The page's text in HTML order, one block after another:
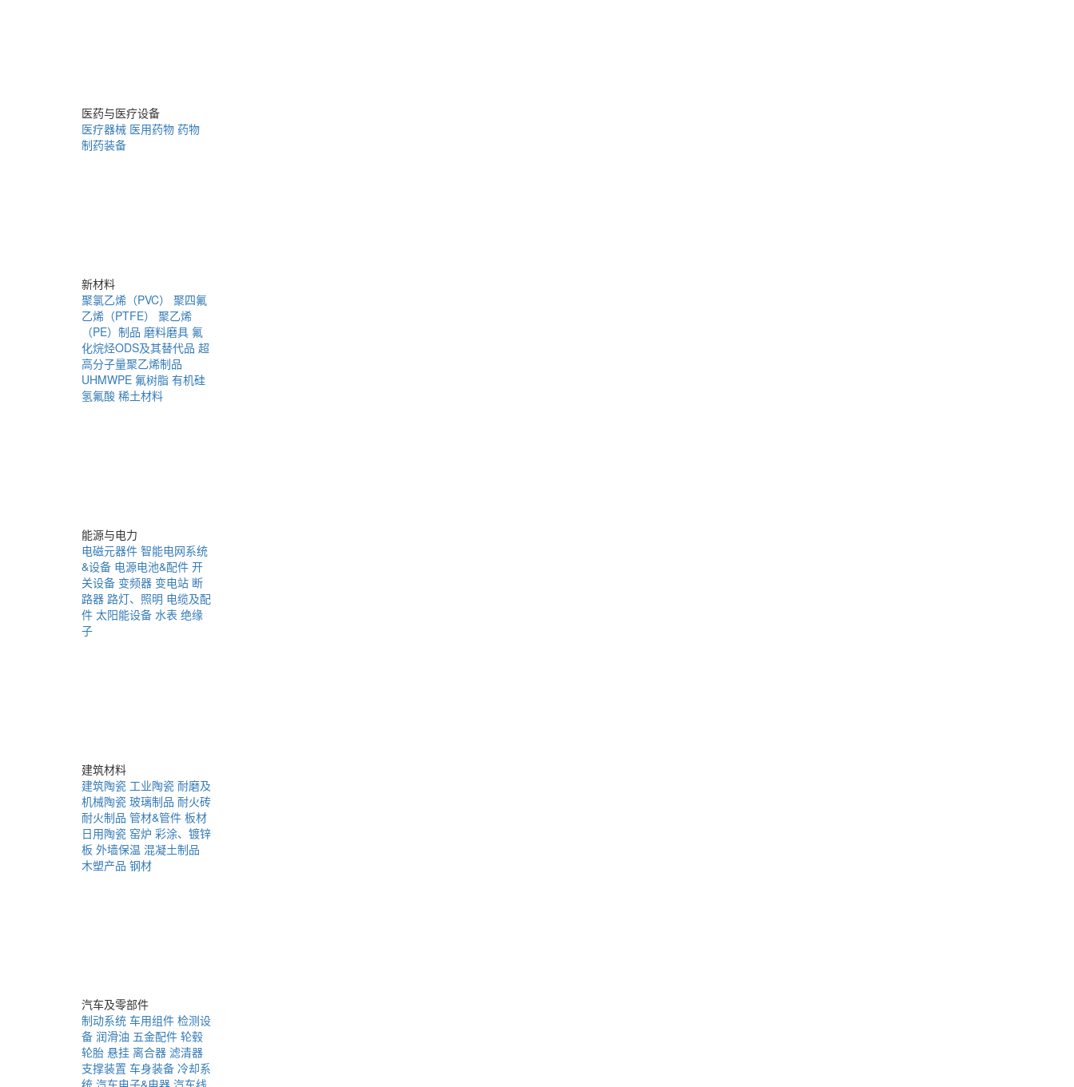
医药与医疗设备
医疗器械 医用药物 药物
制药装备
新材料
聚氯乙烯（PVC）
聚四氟
乙烯（PTFE）
聚乙烯
（PE）制品 磨料磨具 氟
化烷烃ODS及其替代品 超
高分子量聚乙烯制品
UHMWPE 氟树脂 有机硅
氢氟酸 稀土材料
能源与电力
电磁元器件 智能电网系统
&设备 电源电池&配件 开
关设备 变频器 变电站 断
路器 路灯、照明 电缆及配
件 太阳能设备 水表 绝缘
子
建筑材料
建筑陶瓷 工业陶瓷 耐磨及
机械陶瓷 玻璃制品 耐火砖
耐火制品 管材&管件 板材
日用陶瓷 窑炉 彩涂、镀锌
板 外墙保温 混凝土制品
木塑产品 钢材
汽车及零部件
制动系统 车用组件 检测设
备 润滑油 五金配件 轮毂
轮胎 悬挂 离合器 滤清器
支撑装置 车身装备 冷却系